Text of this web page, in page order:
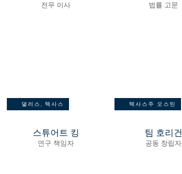
전무 이사 법률 고문
댈러스, 텍사스
스튜어트 킹
연구 책임자
텍사스주 오스틴
팀 호리건
공동 창립자